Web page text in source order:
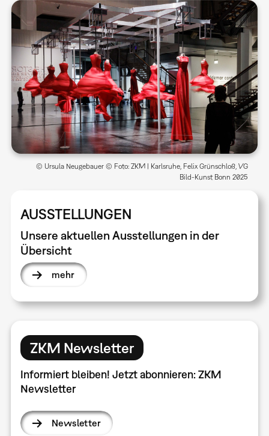
AUSSTELLUNGEN
Unsere aktuellen Ausstellungen in der
Übersicht
mehr
© Ursula Neugebauer © Foto: ZKM | Karlsruhe, Felix Grünschloß, VG
Bild-Kunst Bonn 2025
ZKM Newsletter
Informiert bleiben! Jetzt abonnieren: ZKM
Newsletter
Newsletter